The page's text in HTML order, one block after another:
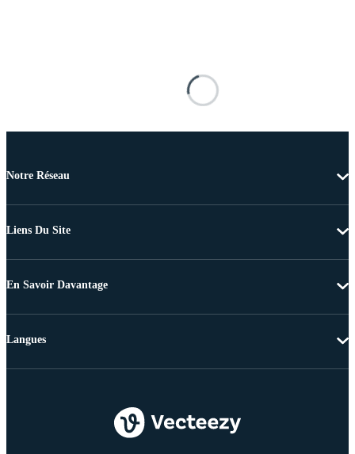
Notre Réseau
Liens Du Site
En Savoir Davantage
Langues